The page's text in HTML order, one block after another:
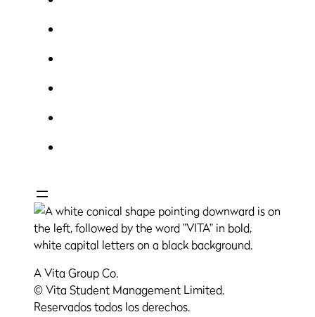
A Vita Group Co.
© Vita Student Management Limited.
Reservados todos los derechos.